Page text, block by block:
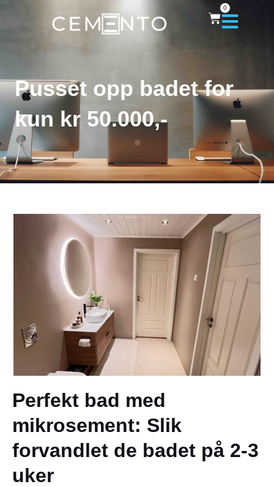
0
Pusset opp badet for
kun kr 50.000,-
Perfekt bad med
mikrosement: Slik
forvandlet de badet på 2-3
uker